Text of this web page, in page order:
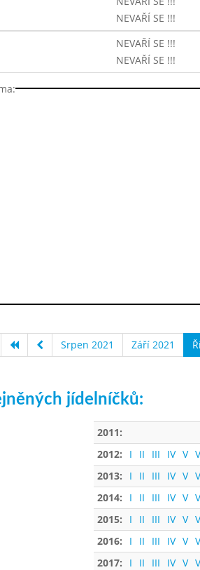
NEVAŘÍ SE !!!
NEVAŘÍ SE !!!
NEVAŘÍ SE !!!
Srpen 2021 Září 2021
jídelníčků:
2011:
2012:
I II III IV V
2013:
I II III IV V
2014:
I II III IV V
2015:
I II III IV V
2016:
I II III IV V
2017:
I II III IV V